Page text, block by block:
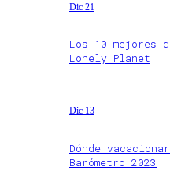
Dic 21
Los 10 mejores
Lonely Planet
Dic 13
Dónde
Barómetro 2023